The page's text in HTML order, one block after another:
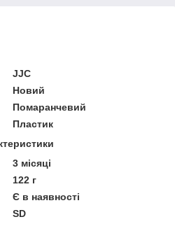
JJC
Новий
Помаранчевий
Пластик
3 місяці
122 г
Є в наявності
SD